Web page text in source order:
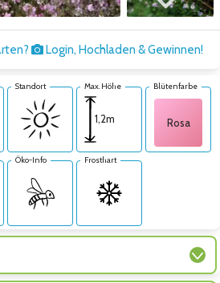
Zum nächsten Bild
Login, Hochladen & Gewinnen!
Standort Max. Höhe
1,2m
Blütenfarbe
Rosa
Öko-Info Frosthart